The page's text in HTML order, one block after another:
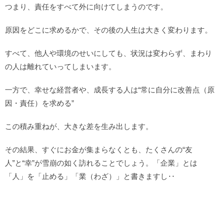
つまり、責任をすべて外に向けてしまうのです。
原因をどこに求めるかで、その後の人生は大きく変わります。
すべて、他人や環境のせいにしても、状況は変わらず、まわり
の人は離れていってしまいます。
一方で、幸せな経営者や、成長する人は“常に自分に改善点（原
因・責任）を求める”
この積み重ねが、大きな差を生み出します。
その結果、すぐにお金が集まらなくとも、たくさんの“友
人”と“幸”が雪崩の如く訪れることでしょう。「企業」とは
「人」を「止める」「業（わざ）」と書きますし‥